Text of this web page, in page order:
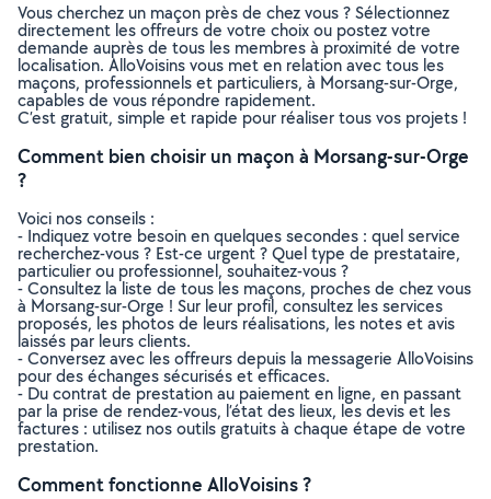
Vous cherchez un maçon près de chez vous ? Sélectionnez
directement les offreurs de votre choix ou postez votre
demande auprès de tous les membres à proximité de votre
localisation. AlloVoisins vous met en relation avec tous les
maçons, professionnels et particuliers, à Morsang-sur-Orge,
capables de vous répondre rapidement.
C’est gratuit, simple et rapide pour réaliser tous vos projets !
Comment bien choisir un maçon à Morsang-sur-Orge
?
Voici nos conseils :
- Indiquez votre besoin en quelques secondes : quel service
recherchez-vous ? Est-ce urgent ? Quel type de prestataire,
particulier ou professionnel, souhaitez-vous ?
- Consultez la liste de tous les maçons, proches de chez vous
à Morsang-sur-Orge ! Sur leur profil, consultez les services
proposés, les photos de leurs réalisations, les notes et avis
laissés par leurs clients.
- Conversez avec les offreurs depuis la messagerie AlloVoisins
pour des échanges sécurisés et efficaces.
- Du contrat de prestation au paiement en ligne, en passant
par la prise de rendez-vous, l’état des lieux, les devis et les
factures : utilisez nos outils gratuits à chaque étape de votre
prestation.
Comment fonctionne AlloVoisins ?